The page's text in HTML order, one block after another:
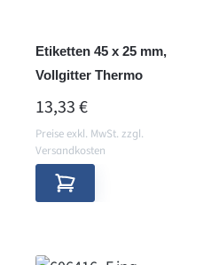
Etiketten 45 x 25 mm,
Vollgitter Thermo
REGULÄRER PREIS:
13,33 €
Preise exkl. MwSt. zzgl.
Versandkosten